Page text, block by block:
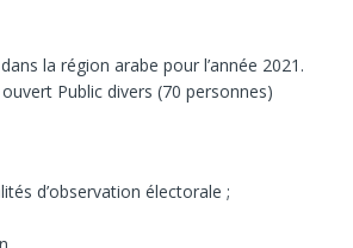
la région arabe pour l’année 2021.
Public divers (70 personnes)
d’observation électorale ;